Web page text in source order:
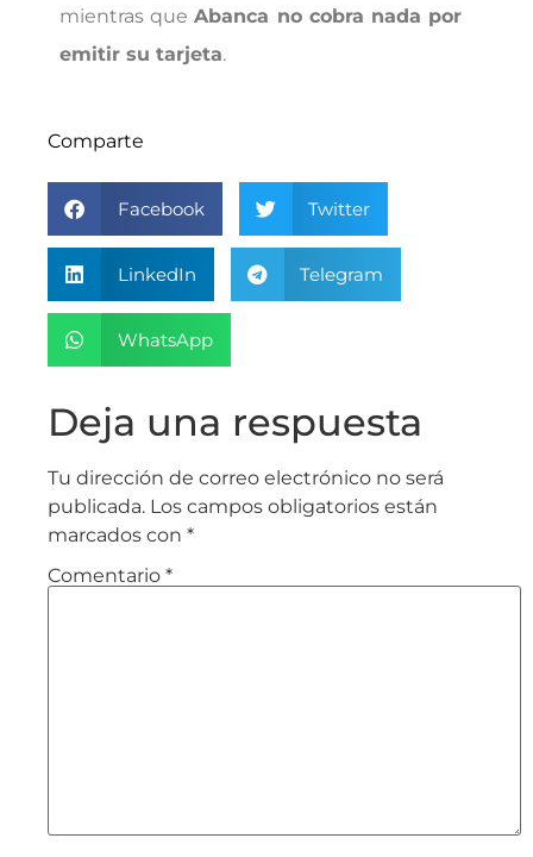
mientras queAbanca no cobra nada por
emitir su tarjeta.
Comparte
Facebook Twitter
LinkedIn Telegram
WhatsApp
Deja una respuesta
Tu dirección de correo electrónico no será
publicada. Los campos obligatorios están
marcados con *
Comentario *